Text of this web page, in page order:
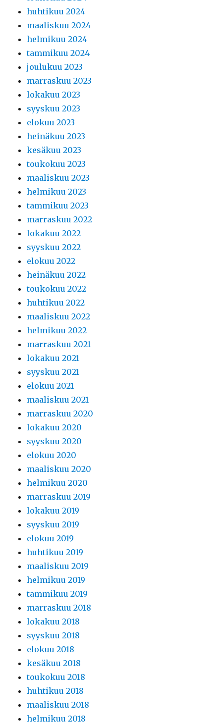
huhtikuu 2024
maaliskuu 2024
helmikuu 2024
tammikuu 2024
joulukuu 2023
marraskuu 2023
lokakuu 2023
syyskuu 2023
elokuu 2023
heinäkuu 2023
kesäkuu 2023
toukokuu 2023
maaliskuu 2023
helmikuu 2023
tammikuu 2023
marraskuu 2022
lokakuu 2022
syyskuu 2022
elokuu 2022
heinäkuu 2022
toukokuu 2022
huhtikuu 2022
maaliskuu 2022
helmikuu 2022
marraskuu 2021
lokakuu 2021
syyskuu 2021
elokuu 2021
maaliskuu 2021
marraskuu 2020
lokakuu 2020
syyskuu 2020
elokuu 2020
maaliskuu 2020
helmikuu 2020
marraskuu 2019
lokakuu 2019
syyskuu 2019
elokuu 2019
huhtikuu 2019
maaliskuu 2019
helmikuu 2019
tammikuu 2019
marraskuu 2018
lokakuu 2018
syyskuu 2018
elokuu 2018
kesäkuu 2018
toukokuu 2018
huhtikuu 2018
maaliskuu 2018
helmikuu 2018